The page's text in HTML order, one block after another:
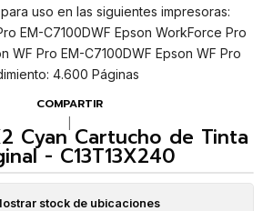
uso en las siguientes impresoras:
EM-C7100DWF Epson WorkForce Pro
WF Pro EM-C7100DWF Epson WF Pro
4.600 Páginas
COMPARTIR
Cyan Cartucho de Tinta
- C13T13X240
stock de ubicaciones